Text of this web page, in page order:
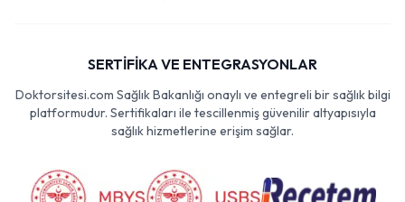
SERTİFİKA VE ENTEGRASYONLAR
Doktorsitesi.com Sağlık Bakanlığı onaylı ve entegreli bir sağlık bilgi
platformudur. Sertifikaları ile tescillenmiş güvenilir altyapısıyla
sağlık hizmetlerine erişim sağlar.